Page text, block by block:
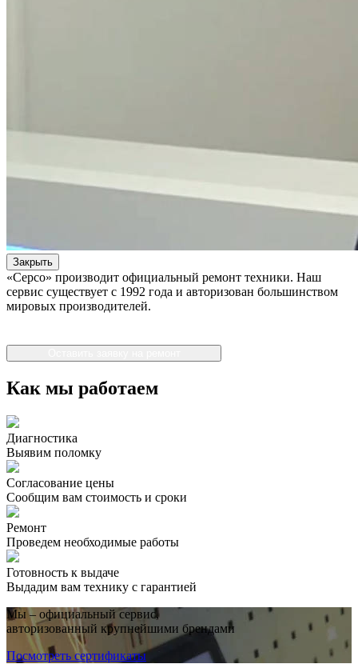
Закрыть
«Серсо» производит официальный ремонт техники. Наш
сервис существует с 1992 года и авторизован большинством
мировых производителей.
Как мы работаем
Диагностика
Выявим поломку
Согласование цены
Сообщим вам стоимость и сроки
Ремонт
Проведем необходимые работы
Готовность к выдаче
Выдадим вам технику с гарантией
Мы – официальный сервис,
авторизованный крупнейшими брендами
Посмотреть сертификаты